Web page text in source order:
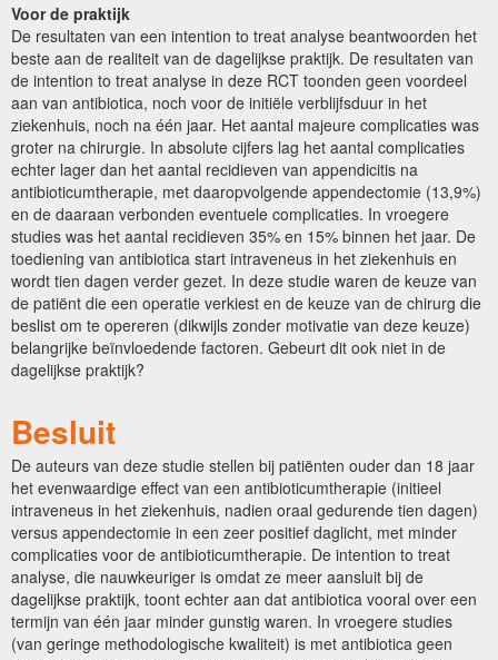
Voor de praktijk
De resultaten van een intention to treat analyse beantwoorden het
beste aan de realiteit van de dagelijkse praktijk. De resultaten van
de intention to treat analyse in deze RCT toonden geen voordeel
aan van antibiotica, noch voor de initiële verblijfsduur in het
ziekenhuis, noch na één jaar. Het aantal majeure complicaties was
groter na chirurgie. In absolute cijfers lag het aantal complicaties
echter lager dan het aantal recidieven van appendicitis na
antibioticumtherapie, met daaropvolgende appendectomie (13,9%)
en de daaraan verbonden eventuele complicaties. In vroegere
studies was het aantal recidieven 35% en 15% binnen het jaar. De
toediening van antibiotica start intraveneus in het ziekenhuis en
wordt tien dagen verder gezet. In deze studie waren de keuze van
de patiënt die een operatie verkiest en de keuze van de chirurg die
beslist om te opereren (dikwijls zonder motivatie van deze keuze)
belangrijke beïnvloedende factoren. Gebeurt dit ook niet in de
dagelijkse praktijk?
Besluit
De auteurs van deze studie stellen bij patiënten ouder dan 18 jaar
het evenwaardige effect van een antibioticumtherapie (initieel
intraveneus in het ziekenhuis, nadien oraal gedurende tien dagen)
versus appendectomie in een zeer positief daglicht, met minder
complicaties voor de antibioticumtherapie. De intention to treat
analyse, die nauwkeuriger is omdat ze meer aansluit bij de
dagelijkse praktijk, toont echter aan dat antibiotica vooral over een
termijn van één jaar minder gunstig waren. In vroegere studies
(van geringe methodologische kwaliteit) is met antibiotica geen